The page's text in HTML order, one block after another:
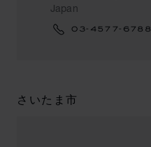
Japan
03-4577-6788
さいたま市